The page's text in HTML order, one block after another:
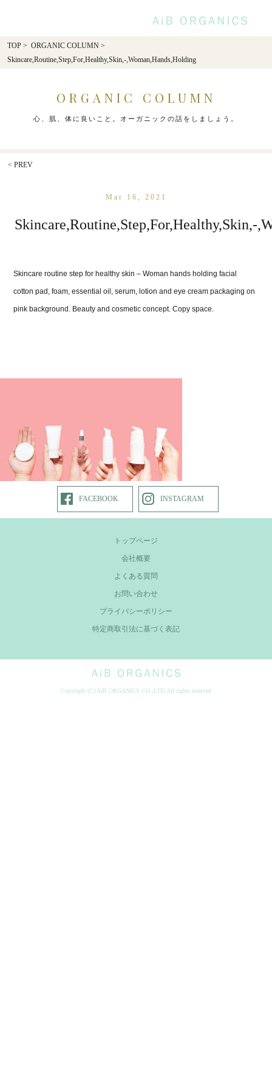
TOP> ORGANIC COLUMN>
Skincare,Routine,Step,For,Healthy,Skin,-,Woman,Hands,Holding
ORGANIC COLUMN
心、肌、体に良いこと。オーガニックの話をしましょう。
< PREV
Mar 16, 2021
Skincare,Routine,Step,For,Healthy,Skin,-
Skincare routine step for healthy skin – Woman hands holding facial
cotton pad, foam, essential oil, serum, lotion and eye cream packaging on
pink background. Beauty and cosmetic concept. Copy space.
FACEBOOK INSTAGRAM
トップページ
会社概要
よくある質問
お問い合わせ
プライバシーポリシー
特定商取引法に基づく表記
Copyright (C) AiB ORGANICS CO.,LTD.All rights reserved